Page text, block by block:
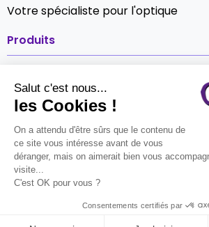
Votre spécialiste pour l'optique
Produits
Contact
© CLSO Tout droits réservés